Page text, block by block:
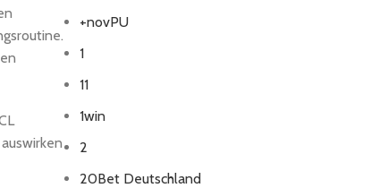
+novPU
1
11
1win
2
20Bet Deutschland